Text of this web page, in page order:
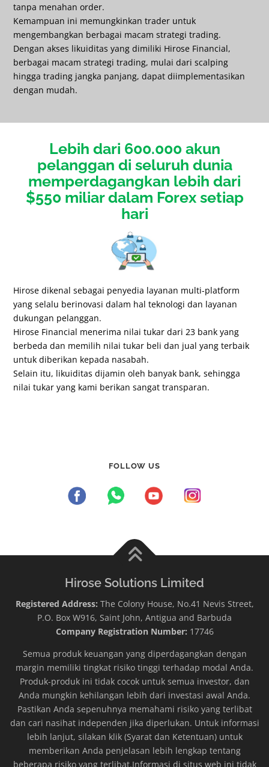
tanpa menahan order.
Kemampuan ini memungkinkan trader untuk
mengembangkan berbagai macam strategi trading.
Dengan akses likuiditas yang dimiliki Hirose Financial,
berbagai macam strategi trading, mulai dari scalping
hingga trading jangka panjang, dapat diimplementasikan
dengan mudah.
Lebih dari 600.000 akun
pelanggan di seluruh dunia
memperdagangkan lebih dari
$550 miliar dalam Forex setiap
hari
Hirose dikenal sebagai penyedia layanan multi-platform
yang selalu berinovasi dalam hal teknologi dan layanan
dukungan pelanggan.
Hirose Financial menerima nilai tukar dari 23 bank yang
berbeda dan memilih nilai tukar beli dan jual yang terbaik
untuk diberikan kepada nasabah.
Selain itu, likuiditas dijamin oleh banyak bank, sehingga
nilai tukar yang kami berikan sangat transparan.
FOLLOW US
Hirose Solutions Limited
Registered Address: The Colony House, No.41 Nevis Street,
P.O. Box W916, Saint John, Antigua and Barbuda
Company Registration Number: 17746
Semua produk keuangan yang diperdagangkan dengan
margin memiliki tingkat risiko tinggi terhadap modal Anda.
Produk-produk ini tidak cocok untuk semua investor, dan
Anda mungkin kehilangan lebih dari investasi awal Anda.
Pastikan Anda sepenuhnya memahami risiko yang terlibat
dan cari nasihat independen jika diperlukan. Untuk informasi
lebih lanjut, silakan klik (Syarat dan Ketentuan) untuk
memberikan Anda penjelasan lebih lengkap tentang
beberapa risiko yang terlibat.Informasi di situs web ini tidak